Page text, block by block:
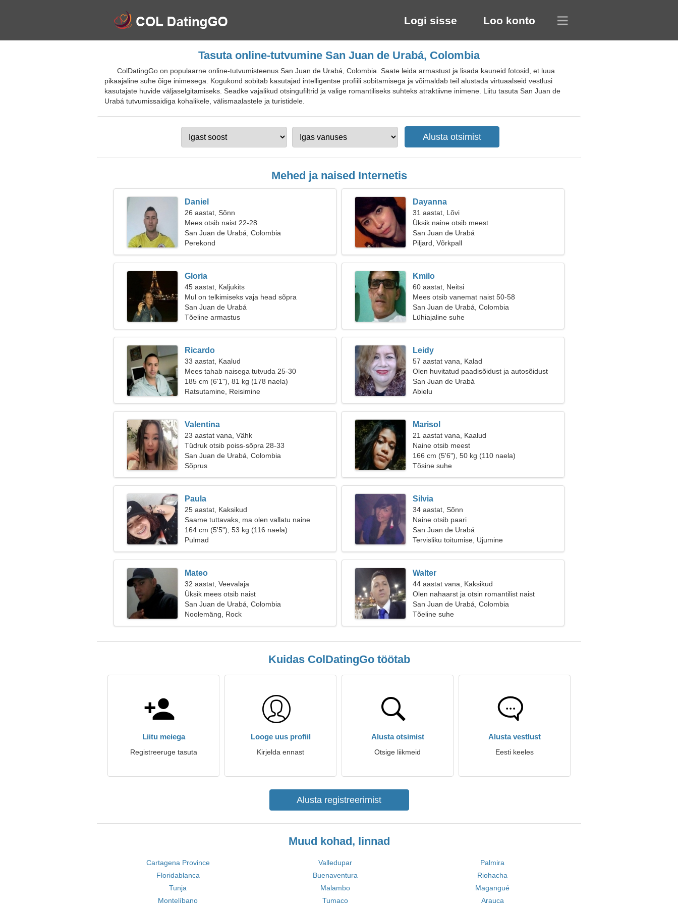
Logi sisse Loo konto
Tasuta online-tutvumine San Juan de Urabá, Colombia
ColDatingGo on populaarne online-tutvumisteenus San Juan de Urabá, Colombia. Saate leida armastust ja lisada kauneid fotosid, et luua
pikaajaline suhe õige inimesega. Kogukond sobitab kasutajad intelligentse profiili sobitamisega ja võimaldab teil alustada virtuaalseid vestlusi
kasutajate huvide väljaselgitamiseks. Seadke vajalikud otsingufiltrid ja valige romantiliseks suhteks atraktiivne inimene. Liitu tasuta San Juan de
Urabá tutvumissaidiga kohalikele, välismaalastele ja turistidele.
Mehed ja naised Internetis
Daniel
26 aastat, Sõnn
Mees otsib naist 22-28
San Juan de Urabá, Colombia
Perekond
Dayanna
31 aastat, Lõvi
Üksik naine otsib meest
San Juan de Urabá
Piljard, Võrkpall
Gloria
45 aastat, Kaljukits
Mul on telkimiseks vaja head sõpra
San Juan de Urabá
Tõeline armastus
Kmilo
60 aastat, Neitsi
Mees otsib vanemat naist 50-58
San Juan de Urabá, Colombia
Lühiajaline suhe
Ricardo
33 aastat, Kaalud
Mees tahab naisega tutvuda 25-30
185 cm (6'1"), 81 kg (178 naela)
Ratsutamine, Reisimine
Leidy
57 aastat vana, Kalad
Olen huvitatud paadisõidust ja autosõidust
San Juan de Urabá
Abielu
Valentina
23 aastat vana, Vähk
Tüdruk otsib poiss-sõpra 28-33
San Juan de Urabá, Colombia
Sõprus
Marisol
21 aastat vana, Kaalud
Naine otsib meest
166 cm (5'6"), 50 kg (110 naela)
Tõsine suhe
Paula
25 aastat, Kaksikud
Saame tuttavaks, ma olen vallatu naine
164 cm (5'5"), 53 kg (116 naela)
Pulmad
Silvia
34 aastat, Sõnn
Naine otsib paari
San Juan de Urabá
Tervisliku toitumise, Ujumine
Mateo
32 aastat, Veevalaja
Üksik mees otsib naist
San Juan de Urabá, Colombia
Noolemäng, Rock
Walter
44 aastat vana, Kaksikud
Olen nahaarst ja otsin romantilist naist
San Juan de Urabá, Colombia
Tõeline suhe
Kuidas ColDatingGo töötab
Liitu meiega
Registreeruge tasuta
Looge uus profiil
Kirjelda ennast
Alusta otsimist
Otsige liikmeid
Alusta vestlust
Eesti keeles
Alusta registreerimist
Muud kohad, linnad
Cartagena Province Valledupar
Palmira
Floridablanca
Buenaventura
Riohacha
Tunja
Malambo
Magangué
Montelíbano
Tumaco Arauca